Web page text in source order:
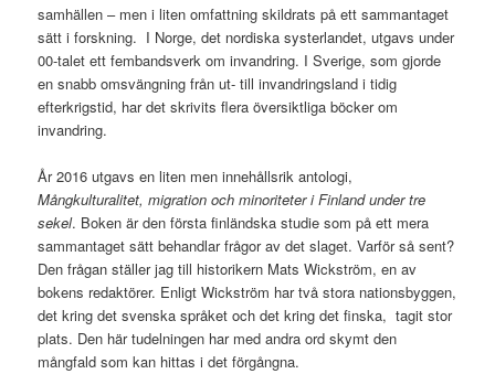
samhällen – men i liten omfattning skildrats på ett sammantaget
sätt i forskning. I Norge, det nordiska systerlandet, utgavs under
00-talet ett fembandsverk om invandring. I Sverige, som gjorde
en snabb omsvängning från ut- till invandringsland i tidig
efterkrigstid, har det skrivits flera översiktliga böcker om
invandring.
År 2016 utgavs en liten men innehållsrik antologi,
Mångkulturalitet, migration och minoriteter i Finland under tre
sekel. Boken är den första finländska studie som på ett mera
sammantaget sätt behandlar frågor av det slaget. Varför så sent?
Den frågan ställer jag till historikern Mats Wickström, en av
bokens redaktörer. Enligt Wickström har två stora nationsbyggen,
det kring det svenska språket och det kring det finska, tagit stor
plats. Den här tudelningen har med andra ord skymt den
mångfald som kan hittas i det förgångna.